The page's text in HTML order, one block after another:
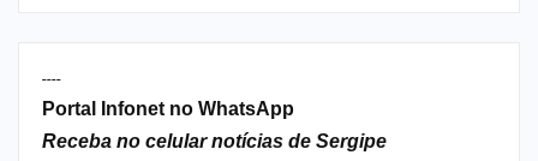
----
Portal Infonet no WhatsApp
Receba no celular notícias de Sergipe